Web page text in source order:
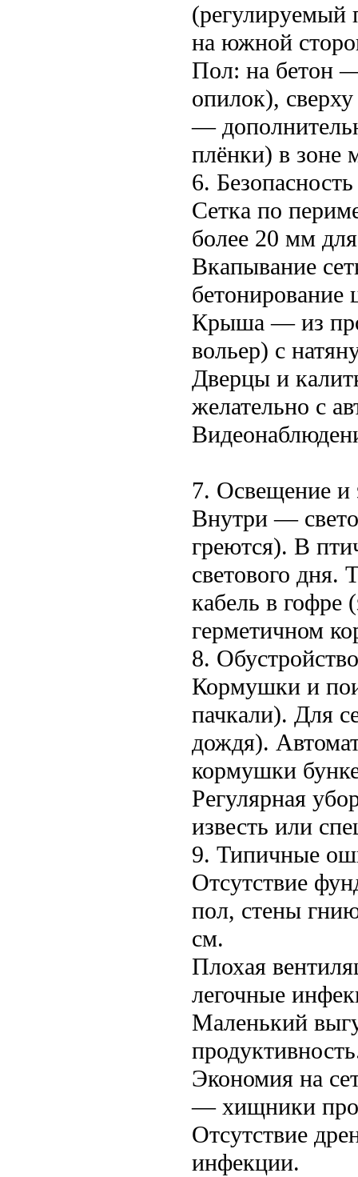
(регулируемый
на южной
Пол: на бетон
опилок),
—
плёнки) в зоне
6.
Сетка по
более 20 мм
Вкапывание
Крыша — из
вольер) с
Дверцы и
желательно с
7. Освещение и
Внутри —
греются). В
светового
кабель в гофре
герметичном
8.
Кормушки и
пачкали). Для
дождя).
кормушки
Регулярная
известь или
9. Типичные
Отсутствие
пол, стены
см.
Плохая
легочные
Маленький
Экономия на
— хищники
Отсутствие
инфекции.